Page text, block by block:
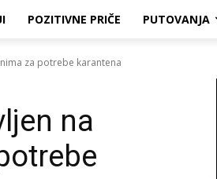
POZITIVNE PRIČE PUTOVANJA
za potrebe karantena
na